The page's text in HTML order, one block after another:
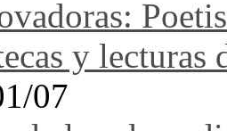
y lecturas
07